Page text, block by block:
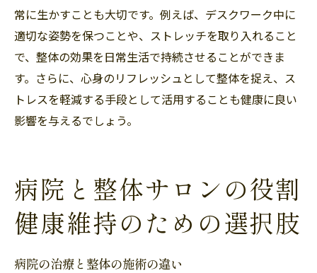
常に生かすことも大切です。例えば、デスクワーク中に
適切な姿勢を保つことや、ストレッチを取り入れること
で、整体の効果を日常生活で持続させることができま
す。さらに、心身のリフレッシュとして整体を捉え、ス
トレスを軽減する手段として活用することも健康に良い
影響を与えるでしょう。
病院と整体サロンの役割
健康維持のための選択肢
病院の治療と整体の施術の違い